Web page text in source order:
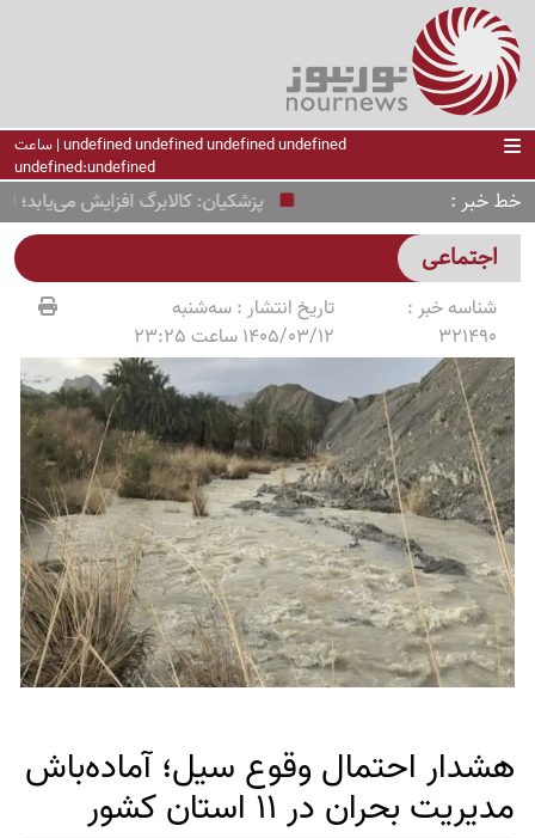
undefined undefined undefined undefined | ساعت
undefined:undefined
خط خبر پزشکیان: کالابرگ افزایش می‌یابد؛ ارز
اجتماعی
شناسه خبر :
321490
تاریخ انتشار :سه‌شنبه
1405/03/12 ساعت 23:25
هشدار احتمال وقوع سیل؛ آماده‌باش
مدیریت بحران در 11 استان کشور